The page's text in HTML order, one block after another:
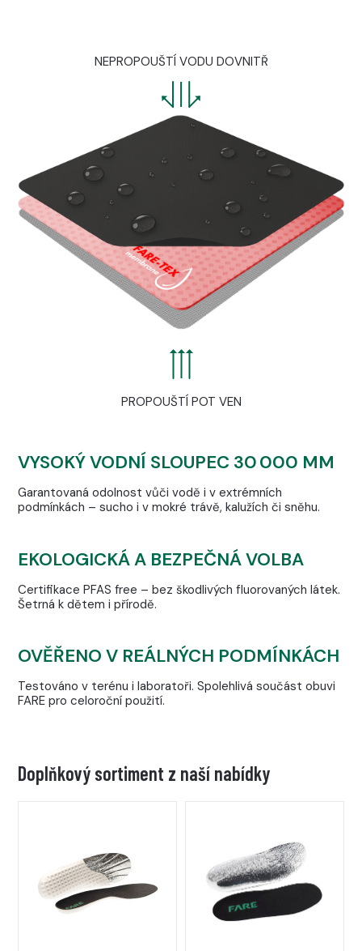
NEPROPOUŠTÍ VODU DOVNITŘ
PROPOUŠTÍ POT VEN
VYSOKÝ VODNÍ SLOUPEC 30 000 MM
Garantovaná odolnost vůči vodě i v extrémních
podmínkách – sucho i v mokré trávě, kalužích či sněhu.
EKOLOGICKÁ A BEZPEČNÁ VOLBA
Certifikace PFAS free – bez škodlivých fluorovaných látek.
Šetrná k dětem i přírodě.
OVĚŘENO V REÁLNÝCH PODMÍNKÁCH
Testováno v terénu i laboratoři. Spolehlivá součást obuvi
FARE pro celoroční použití.
Doplňkový sortiment z naší nabídky